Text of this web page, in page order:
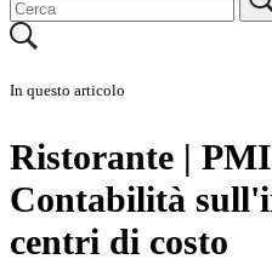
In questo articolo
Ristorante |
Contabilità
centri di costo